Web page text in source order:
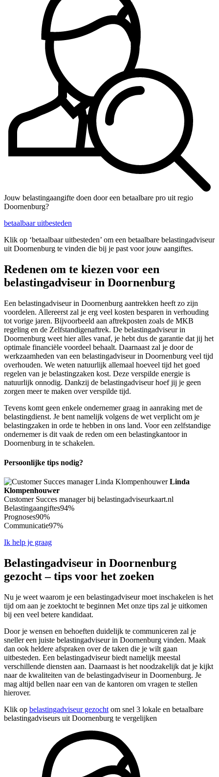
Jouw belastingaangifte doen door een betaalbare pro uit regio
Doornenburg?
betaalbaar uitbesteden
Klik op ‘betaalbaar uitbesteden’ om een betaalbare belastingadviseur
uit Doornenburg te vinden die bij je past voor jouw aangiftes.
Redenen om te kiezen voor een
belastingadviseur in Doornenburg
Een belastingadviseur in Doornenburg aantrekken heeft zo zijn
voordelen. Allereerst zal je erg veel kosten besparen in verhouding
tot vorige jaren. Bijvoorbeeld aan aftrekposten zoals de MKB
regeling en de Zelfstandigenaftrek. De belastingadviseur in
Doornenburg weet hier alles vanaf, je hebt dus de garantie dat jij het
optimale financiële voordeel behaalt. Daarnaast zal je door de
werkzaamheden van een belastingadviseur in Doornenburg veel tijd
overhouden. We weten natuurlijk allemaal hoeveel tijd het goed
regelen van je belastingzaken kost. Deze verspilde energie is
natuurlijk onnodig. Dankzij de belastingadviseur hoef jij je geen
zorgen meer te maken over verspilde tijd.
Tevens komt geen enkele ondernemer graag in aanraking met de
belastingdienst. Je bent namelijk volgens de wet verplicht om je
belastingzaken in orde te hebben in ons land. Voor een zelfstandige
ondernemer is dit vaak de reden om een belastingkantoor in
Doornenburg in te schakelen.
Persoonlijke tips nodig?
Linda
Klompenhouwer
Customer Succes manager bij belastingadviseurkaart.nl
Belastingaangiftes94%
Prognoses90%
Communicatie97%
Ik help je graag
Belastingadviseur in Doornenburg
gezocht – tips voor het zoeken
Nu je weet waarom je een belastingadviseur moet inschakelen is het
tijd om aan je zoektocht te beginnen Met onze tips zal je uitkomen
bij een veel betere kandidaat.
Door je wensen en behoeften duidelijk te communiceren zal je
sneller een juiste belastingadviseur in Doornenburg vinden. Maak
dan ook heldere afspraken over de taken die je wilt gaan
uitbesteden. Een belastingadviseur biedt namelijk meestal
verschillende diensten aan. Daarnaast is het noodzakelijk dat je kijkt
naar de kwaliteiten van de belastingadviseur in Doornenburg. Je
mag altijd bellen naar een van de kantoren om vragen te stellen
hierover.
Klik op belastingadviseur gezocht om snel 3 lokale en betaalbare
belastingadviseurs uit Doornenburg te vergelijken